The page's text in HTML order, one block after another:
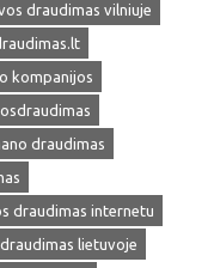
draudimas vilniuje
kompanijos
draudimas
draudimas internetu
lietuvoje